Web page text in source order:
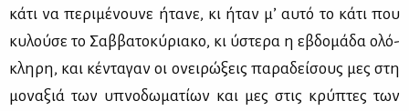
κά­τι να πε­ρι­μέ­νου­νε ήτα­νε, κι ήταν μ’ αυ­τό το κά­τι που
κυ­λού­σε το Σαβ­βα­το­κύ­ρια­κο, κι ύστε­ρα η εβδο­μά­δα ολό­
κλη­ρη, και κέ­ντα­γαν οι ονει­ρώ­ξεις πα­ρα­δεί­σους μες στη
μο­να­ξιά των υπνο­δω­μα­τί­ων και μες στις κρύ­πτες των